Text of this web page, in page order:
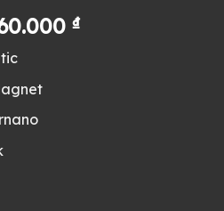
₫.
₫Giá